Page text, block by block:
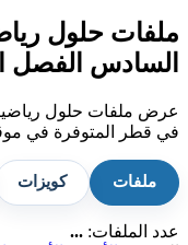
ملفات حلول
السادس الفصل
عرض ملفات حلول
في قطر المتوفرة في
ملفات كويزات
عدد الملفات: ...